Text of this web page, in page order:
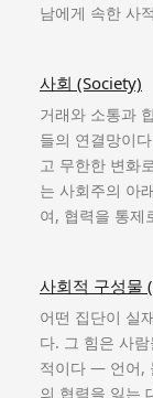
남에게 속한 사
사회 (Society)
거래와 소통과
들의 연결망이
고 무한한 변화
는 사회주의 아
여, 협력을 통제
사회적 구성물
어떤 집단이 실
다. 그 힘은 사
적이다 — 언어,
의 협력을 잃는